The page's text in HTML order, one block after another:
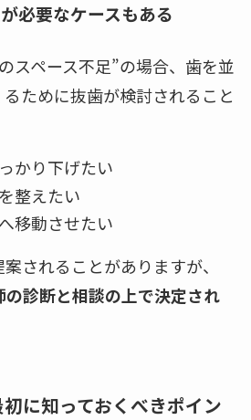
必要なケースもある
スペース不足”の場合、歯を並
ために抜歯が検討されること
かり下げたい
整えたい
移動させたい
されることがありますが、
の診断と相談の上で決定され
に知っておくべきポイン